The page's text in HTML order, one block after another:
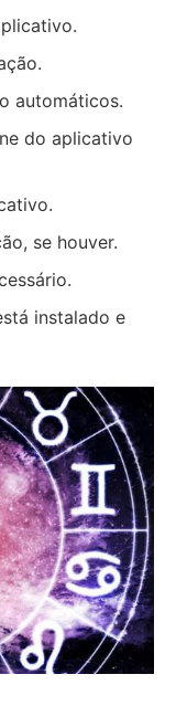
automáticos.
do aplicativo
se houver.
instalado e